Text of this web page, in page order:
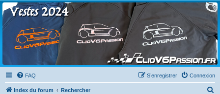
Clio V6 Passion
Le site français des passionnés de Clio V6
FAQ Connexion
S’enregistrer
Index du forum Rechercher